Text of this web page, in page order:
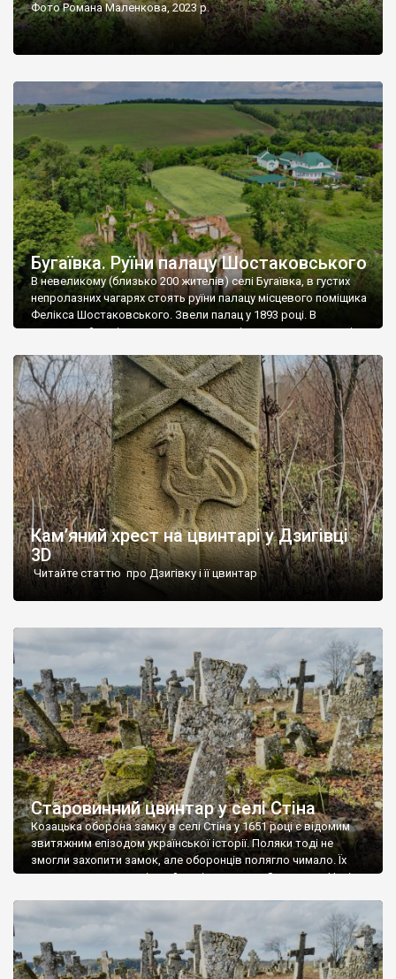
Фото Романа Маленкова, 2023 р.
Бугаївка. Руїни палацу Шостаковського
В невеликому (близько 200 жителів) селі Бугаївка, в густих
непролазних чагарях стоять руїни палацу місцевого поміщика
Фелікса Шостаковського. Звели палац у 1893 році. В
радянський період у ньому спочатку містилася школа, потім
століття тут розмістили туберкульозну лікарню. Коли із
палацу виїхала лікарня – ми точно не […]
Кам’яний хрест на цвинтарі у Дзигівці
3D
Читайте статтю про Дзигівку і її цвинтар
Старовинний цвинтар у селі Стіна
Козацька оборона замку в селі Стіна у 1651 році є відомим
звитяжним епізодом української історії. Поляки тоді не
змогли захопити замок, але оборонців полягло чимало. Їх
поховали на цвинтарі, який тоді називався Замковим. Нині на
ньому чимало хрестів 19 століття, є такі, де епітафії стер […]